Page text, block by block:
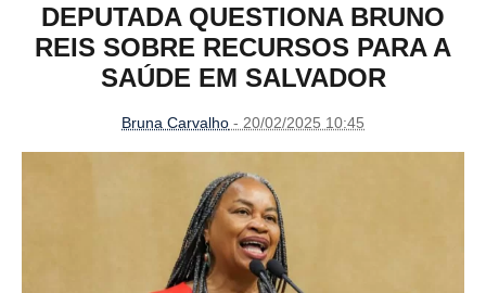
DEPUTADA QUESTIONA BRUNO
REIS SOBRE RECURSOS PARA A
SAÚDE EM SALVADOR
Bruna Carvalho - 20/02/2025 10:45